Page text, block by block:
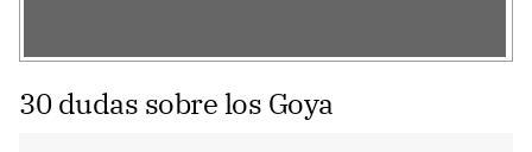
30 dudas sobre los Goya